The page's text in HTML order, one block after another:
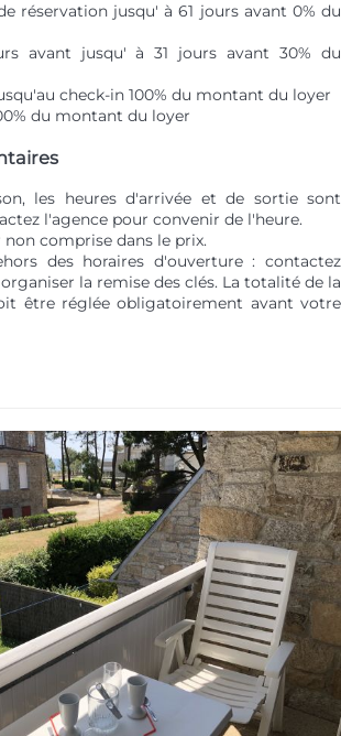
réservation jusqu' à 61 jours avant 0% du
avant jusqu' à 31 jours avant 30% du
check-in 100% du montant du loyer
du montant du loyer
les heures d'arrivée et de sortie sont
l'agence pour convenir de l'heure.
non comprise dans le prix.
des horaires d'ouverture : contactez
la remise des clés. La totalité de la
être réglée obligatoirement avant votre